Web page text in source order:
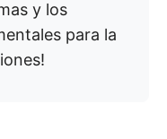
y los
para la